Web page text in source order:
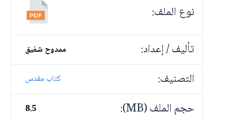
نوع الملف:
تأليف / إعداد:
ممدوح شفيق
التصنيف: كتاب مقدس
حجم الملف (MB): 8.5